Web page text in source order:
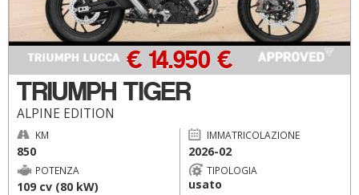
TRIUMPH TIGER
ALPINE EDITION
€ 14.950 €
KM
850
IMMATRICOLAZIONE
2026-02
POTENZA
109 cv (80 kW)
TIPOLOGIA
usato